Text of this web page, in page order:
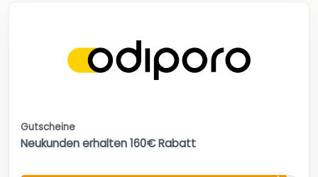
Gutscheine
Neukunden erhalten 160€ Rabatt